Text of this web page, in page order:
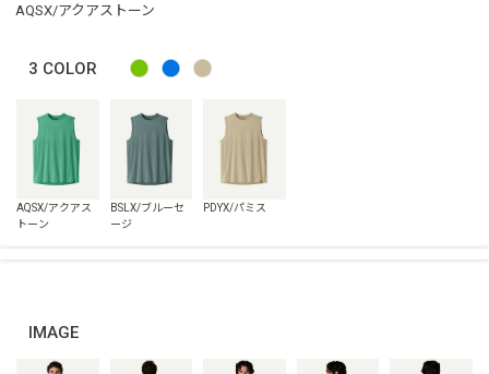
AQSX/アクアストーン
3 COLOR
IMAGE